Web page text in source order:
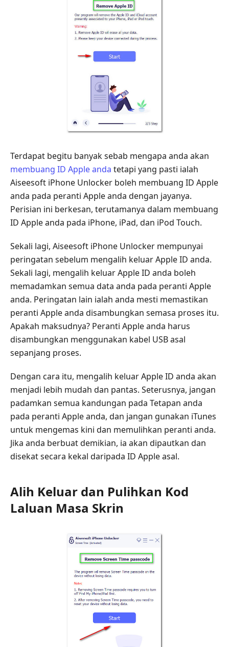
Terdapat begitu banyak sebab mengapa anda akan
membuang ID Apple anda tetapi yang pasti ialah
Aiseesoft iPhone Unlocker boleh membuang ID Apple
anda pada peranti Apple anda dengan jayanya.
Perisian ini berkesan, terutamanya dalam membuang
ID Apple anda pada iPhone, iPad, dan iPod Touch.
Sekali lagi, Aiseesoft iPhone Unlocker mempunyai
peringatan sebelum mengalih keluar Apple ID anda.
Sekali lagi, mengalih keluar Apple ID anda boleh
memadamkan semua data anda pada peranti Apple
anda. Peringatan lain ialah anda mesti memastikan
peranti Apple anda disambungkan semasa proses itu.
Apakah maksudnya? Peranti Apple anda harus
disambungkan menggunakan kabel USB asal
sepanjang proses.
Dengan cara itu, mengalih keluar Apple ID anda akan
menjadi lebih mudah dan pantas. Seterusnya, jangan
padamkan semua kandungan pada Tetapan anda
pada peranti Apple anda, dan jangan gunakan iTunes
untuk mengemas kini dan memulihkan peranti anda.
Jika anda berbuat demikian, ia akan dipautkan dan
disekat secara kekal daripada ID Apple asal.
Alih Keluar dan Pulihkan Kod
Laluan Masa Skrin